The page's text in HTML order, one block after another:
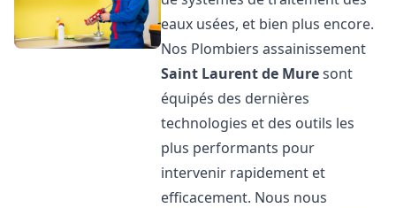
eaux usées, et bien plus encore.
Nos Plombiers assainissement
Saint Laurent de Muresont
équipés des dernières
technologies et des outils les
plus performants pour
intervenir rapidement et
efficacement. Nous nous